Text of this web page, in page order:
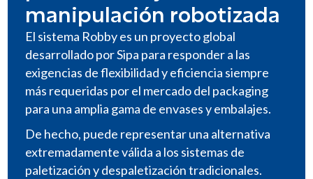
manipulación robotizada
El sistema Robby es un proyecto global
desarrollado por Sipa para responder a las
exigencias de flexibilidad y eficiencia siempre
más requeridas por el mercado del packaging
para una amplia gama de envases y embalajes.
De hecho, puede representar una alternativa
extremadamente válida a los sistemas de
paletización y despaletización tradicionales.